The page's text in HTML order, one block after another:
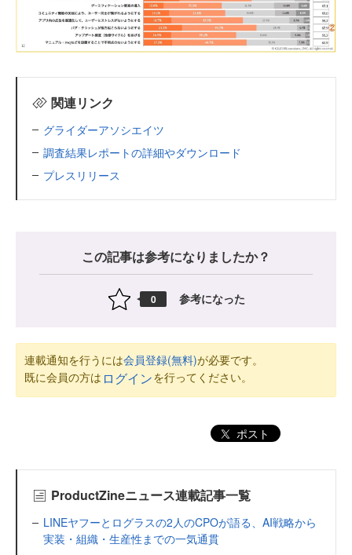
関連リンク
グライダーアソシエイツ
調査結果レポートの詳細やダウンロード
プレスリリース
この記事は参考になりましたか？
0 参考になった
連載通知を行うには会員登録(無料)が必要です。
既に会員の方は ログインを行ってください。
ポスト
ProductZineニュース連載記事一覧
LINEヤフーとログラスの2人のCPOが語る、AI戦略から
実装・組織・生産性までの一気通貫